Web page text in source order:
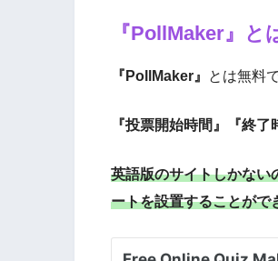
『PollMaker』と
『PollMaker』 とは無料
『投票開始時間』『終了
英語版のサイトしかない
ートを設置することがで